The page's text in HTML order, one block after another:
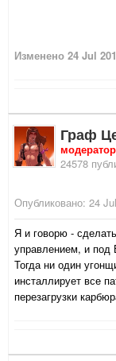
Изменено 24 Jul
Граф
модератор
24578
Опубликовано: 24
Я и говорю -
управлением, и под
Тогда ни один
инсталлирует все
перезагрузки